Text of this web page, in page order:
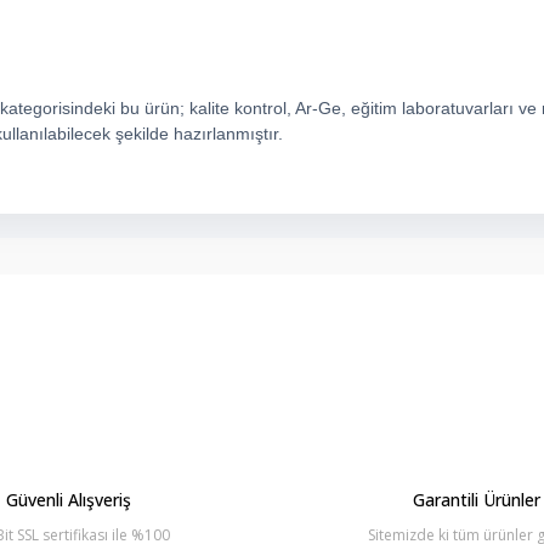
bu ürün; kalite kontrol, Ar-Ge, eğitim laboratuvarları
şekilde hazırlanmıştır.
Güvenli Alışveriş
SSL sertifikası ile %100
Garantili Ürünler
Sitemizde ki tüm ürünler